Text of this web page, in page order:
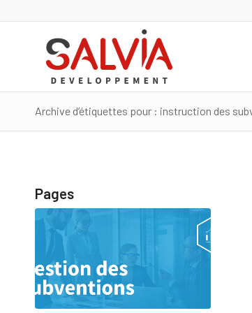
Archive d’étiquettes pour : instruction des
Pages